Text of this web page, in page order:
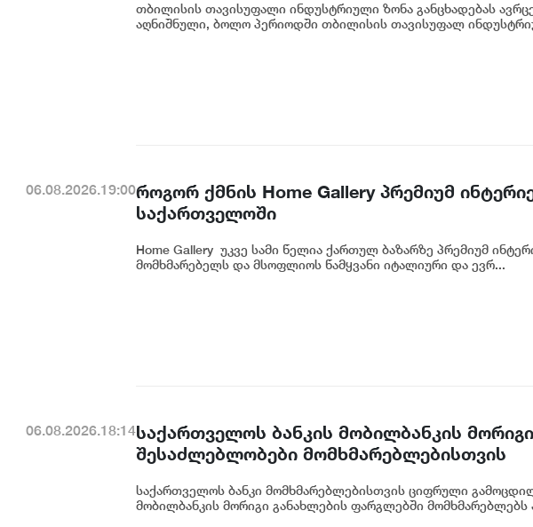
თბილისის თავისუფალი ინდუსტრიული ზონა განცხადებას
აღნიშნული, ბოლო პერიოდში თბილისის თავისუფალ
06.08.2026.19:00როგორ ქმნის Home Gallery პრემიუმ
საქართველოში
Home Gallery უკვე სამი წელია ქართულ ბაზარზე პრემიუმ
მომხმარებელს და მსოფლიოს წამყვანი იტალიური და ევრ...
06.08.2026.18:14საქართველოს ბანკის მობილბანკის
შესაძლებლობები მომხმარებლებისთვის
საქართველოს ბანკი მომხმარებლებისთვის ციფრული
მობილბანკის მორიგი განახლების ფარგლებში მომხმარებლებს